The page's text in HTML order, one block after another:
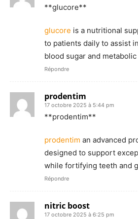
**glucore**
glucore is a nutritional
to patients daily to assist
blood sugar and
Répondre
prodentim
17 octobre 2025 à 5:44 pm
** prodentim**
prodentim an advanced
designed to support
while fortifying teeth and
Répondre
nitric boost
17 octobre 2025 à 6:25 pm